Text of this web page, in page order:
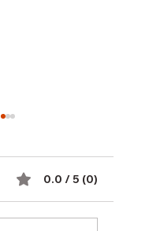
0.0 / 5 (0)